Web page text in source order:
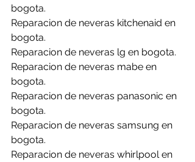
bogota.
Reparacion de neveras kitchenaid en
bogota.
Reparacion de neveras lg en bogota.
Reparacion de neveras mabe en
bogota.
Reparacion de neveras panasonic en
bogota.
Reparacion de neveras samsung en
bogota.
Reparacion de neveras whirlpool en